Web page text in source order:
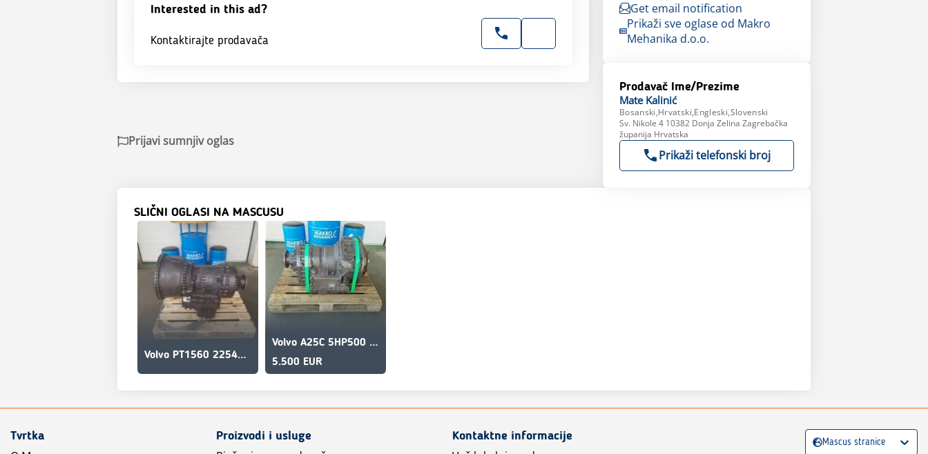
Interested in this ad?
Kontaktirajte prodavača
Get email notification
Prikaži sve oglase od Makro
Mehanika d.o.o.
Prodavač Ime/Prezime
Mate Kalinić
Bosanski,Hrvatski,Engleski,Slovenski
Sv. Nikole 4 10382 Donja Zelina Zagrebačka
županija Hrvatska
Prikaži telefonski broj
Prijavi sumnjiv oglas
SLIČNI OGLASI NA MASCUSU
Volvo PT1560 22545 A25D, A30D
Volvo A25C 5HP500 11056492
5.500 EUR
Tvrtka Proizvodi i usluge Kontaktne informacije Mascus stranice